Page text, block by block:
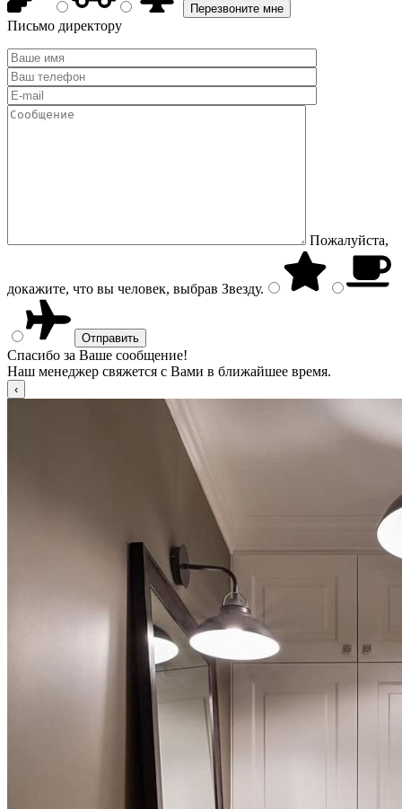
Письмо директору
Пожалуйста,
докажите, что вы человек, выбрав Звезду.
Спасибо за Ваше сообщение!
Наш менеджер свяжется с Вами в ближайшее время.